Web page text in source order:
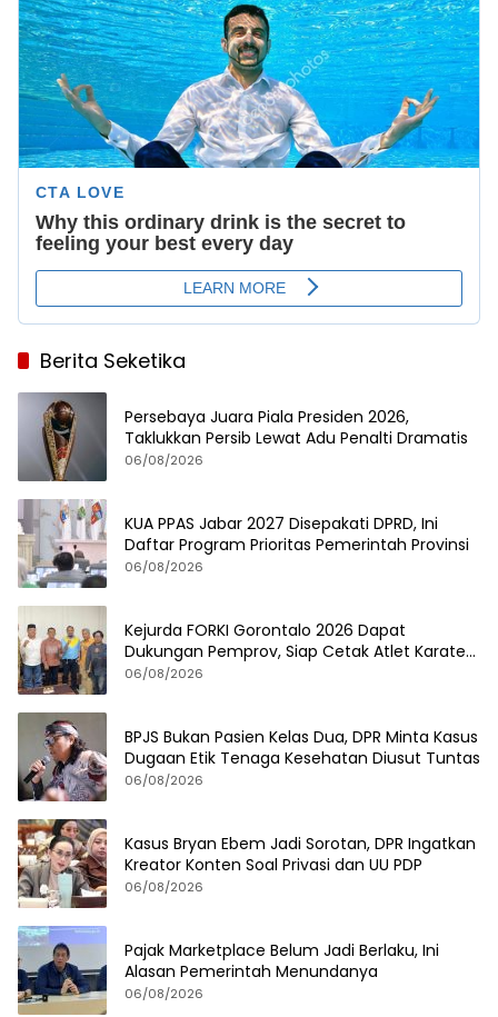
Berita Seketika
Persebaya Juara Piala Presiden 2026,
Taklukkan Persib Lewat Adu Penalti Dramatis
06/08/2026
KUA PPAS Jabar 2027 Disepakati DPRD, Ini
Daftar Program Prioritas Pemerintah Provinsi
06/08/2026
Kejurda FORKI Gorontalo 2026 Dapat
Dukungan Pemprov, Siap Cetak Atlet Karate
Berprestasi
06/08/2026
BPJS Bukan Pasien Kelas Dua, DPR Minta Kasus
Dugaan Etik Tenaga Kesehatan Diusut Tuntas
06/08/2026
Kasus Bryan Ebem Jadi Sorotan, DPR Ingatkan
Kreator Konten Soal Privasi dan UU PDP
06/08/2026
Pajak Marketplace Belum Jadi Berlaku, Ini
Alasan Pemerintah Menundanya
06/08/2026